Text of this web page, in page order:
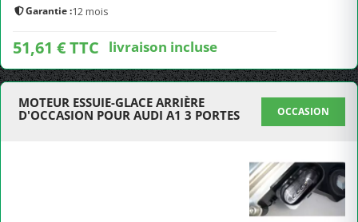
Garantie :12 mois
51,61 € TTC livraison incluse
MOTEUR ESSUIE-GLACE ARRIÈRE
D'OCCASION POUR AUDI A1 3 PORTES
OCCASION